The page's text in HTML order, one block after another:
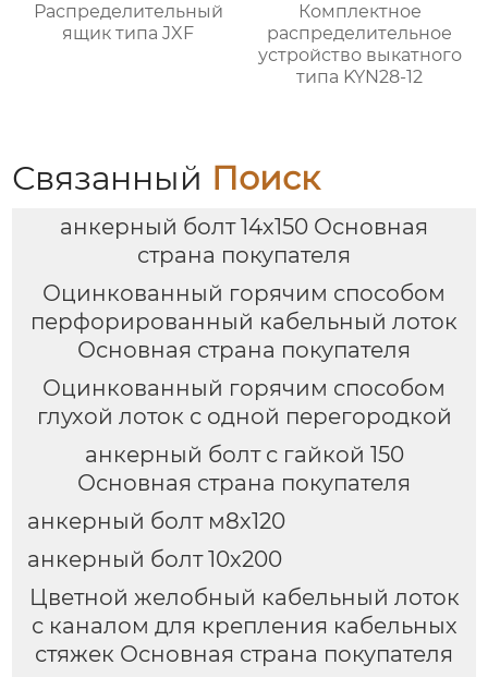
Распределительный
ящик типа JXF
Комплектное
распределительное
устройство выкатного
типа KYN28-12
Связанный Поиск
анкерный болт 14х150 Основная
страна покупателя
Оцинкованный горячим способом
перфорированный кабельный лоток
Основная страна покупателя
Оцинкованный горячим способом
глухой лоток с одной перегородкой
анкерный болт с гайкой 150
Основная страна покупателя
анкерный болт м8х120
анкерный болт 10х200
Цветной желобный кабельный лоток
с каналом для крепления кабельных
стяжек Основная страна покупателя